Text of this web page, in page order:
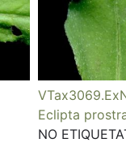
Eclipta
NO